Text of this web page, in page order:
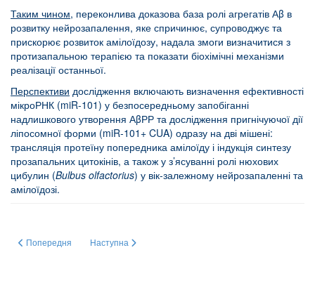
Таким чином, переконлива доказова база ролі агрегатів Аβ в
розвитку нейрозапалення, яке спричинює, супроводжує та
прискорює розвиток амілоїдозу, надала змоги визначитися з
протизапальною терапією та показати біохімічні механізми
реалізації останньої.
Перспективи дослідження включають визначення ефективності
мікроРНК (miR-101) у безпосередньому запобіганні
надлишкового утворення АβРР та дослідження пригнічуючої дії
ліпосомної форми (miR-101+ CUA) одразу на дві мішені:
трансляція протеїну попередника амілоїду і індукція синтезу
прозапальних цитокінів, а також у з’ясуванні ролі нюхових
цибулин (Bulbus olfactorius) у вік-залежному нейрозапаленні та
амілоїдозі.
Попередня стаття: Молекулярні механізми контролю стабільності
Попередня Наступна стаття: Молекулярні механізми гіпоксичної
Наступна